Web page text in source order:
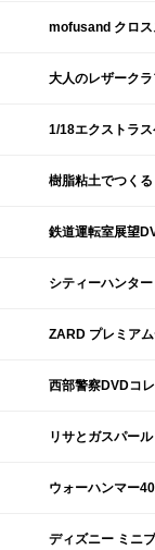
mofusand クロ
大人のレザーク
1/18エクストラ
樹脂粘土でつく
鉄道運転室展望
シティーハンタ
ZARD プレミア
西部警察DVDコ
リサとガスパー
ウォーハンマー
ディズニー ミニ